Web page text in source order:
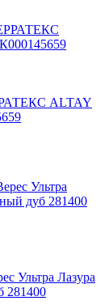
ALTAY
Ультра Лазура
281400